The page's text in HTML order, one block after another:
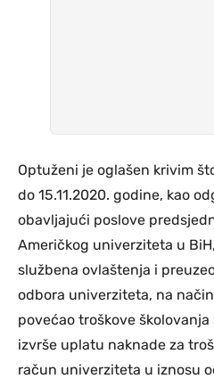
Optuženi je oglašen krivim
do 15.11.2020. godine, kao
obavljajući poslove
Američkog univerziteta u
službena ovlaštenja i
odbora univerziteta, na
povećao troškove
izvrše uplatu naknade za
račun univerziteta u iznosu